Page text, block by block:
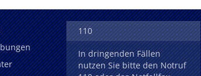
110
In dringenden Fällen
nutzen Sie bitte den Notruf